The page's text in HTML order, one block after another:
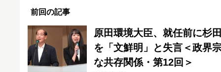
前回の記事
原田環境大臣、就任前に杉
を「文鮮明」と失言＜政界
な共存関係・第12回＞